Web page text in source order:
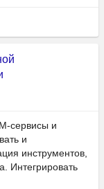
сервисы и
и
инструментов,
Интегрировать